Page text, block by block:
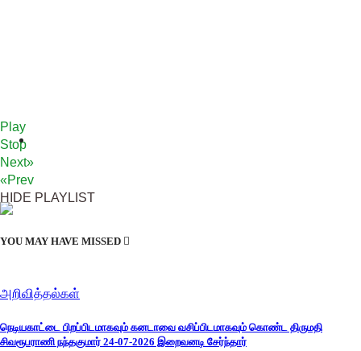
Play
Stop
Next»
«Prev
HIDE PLAYLIST
YOU MAY HAVE MISSED
அறிவித்தல்கள்
நெடியகாட்டை பிறப்பிடமாகவும் கனடாவை வசிப்பிடமாகவும் கொண்ட திருமதி
சிவரூபராணி நந்தகுமார் 24-07-2026 இறைவனடி சேர்ந்தார்